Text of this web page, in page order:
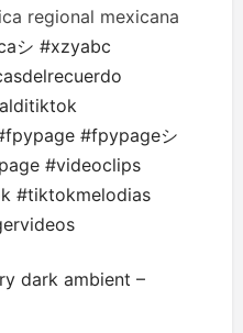
regional mexicana
シ #xzyabc
#fpypageシ
#videoclips
#tiktokmelodias
dark ambient –